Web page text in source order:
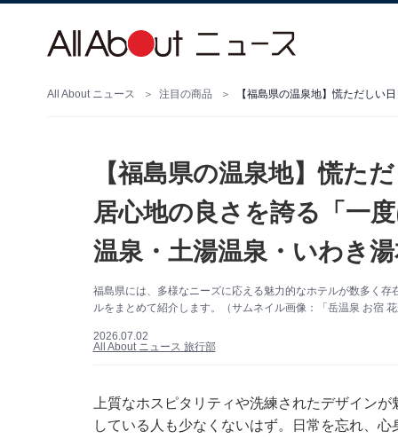
All About ニュース 注目の商品
【福島県の温泉地】慌た
居心地の良さを誇る「一
温泉・土湯温泉・いわき
福島県には、多様なニーズに応える魅力的なホテルが数多く
ルをまとめて紹介します。（サムネイル画像：「岳温泉 お宿
2026.07.02
All About ニュース 旅行部
上質なホスピタリティや洗練されたデザイン
している人も少なくないはず。日常を忘れ、